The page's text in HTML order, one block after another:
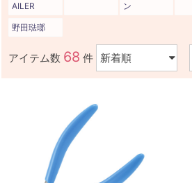
AILER
ン
野田琺瑯
アイテム数 68 件